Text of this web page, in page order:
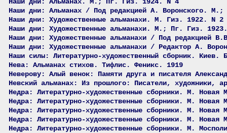
Наши дни: Альманах / Под редакцией А. Воронского.
Наши дни: Художественные альманахи. М. Гиз. 1922. N 2
Наши дни: Художественные альманахи. М.; Пг. Гиз.
Наши дни: Художественные альманахи / Под редакцией
Наши дни: Художественные альманахи / Редактор А.
Наши силы: Литературно-художественный сборник. Киев.
Нева: Альманах стихов. Тифлис. Феникс. 1919
Неверову: Алый венок: Памяти друга и писателя
Невский альманах: Из прошлого: Писатели, художники,
Недра: Литературно-художественные сборники. М.
Недра: Литературно-художественные сборники. М.
Недра: Литературно-художественные сборники. М.
Недра: Литературно-художественные сборники. М.
Недра: Литературно-художественные сборники. М.